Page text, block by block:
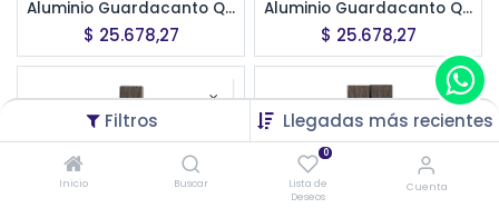
Filtros Llegadas más recientes
Inicio Buscar
0
Lista de
Deseos
Cuenta
Aluminio Guardacanto Quadra Rev 8 x 14 mm x 2,75 m-Marfil Stone
$ 25.678,27
Aluminio Guardacanto Quadra Rev 8 x 14 mm x 2,75 m-Niquel Stone
$ 25.678,27